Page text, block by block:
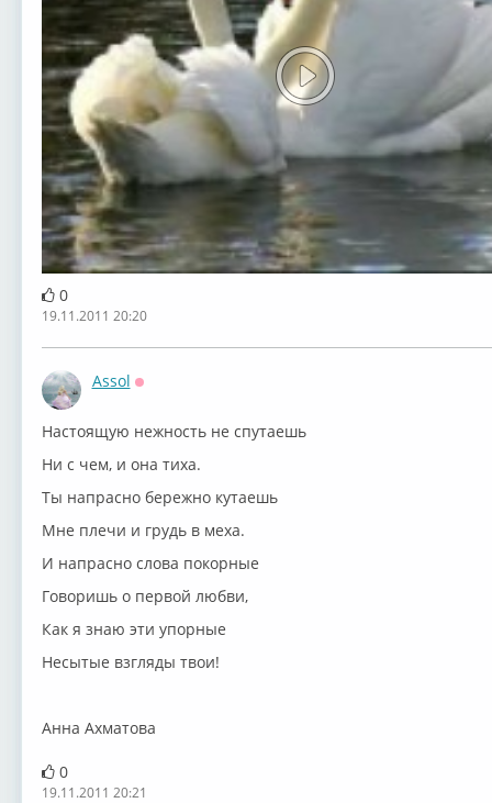
0
19.11.2011 20:20
Assol
Настоящую нежность не спутаешь
Ни с чем, и она тиха.
Ты напрасно бережно кутаешь
Мне плечи и грудь в меха.
И напрасно слова покорные
Говоришь о первой любви,
Как я знаю эти упорные
Несытые взгляды твои!
Анна Ахматова
0
19.11.2011 20:21